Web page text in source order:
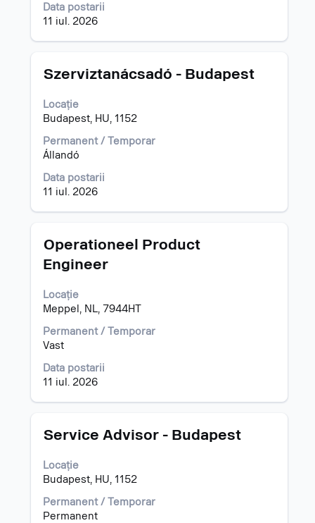
Data postarii
11 iul. 2026
a
vizualiza
informațiilor
post.
Titlu
Szerviztanácsadó - Budapest
Locație
Budapest, HU, 1152
Permanent / Temporar
Állandó
Data postarii
11 iul. 2026
Selectați
tasta
spațiu
pentru
a
vizualiza
conținut
al
informațiilor
post.
Titlu
Operationeel Product
Engineer
Locație
Meppel, NL, 7944HT
Permanent / Temporar
Vast
Data postarii
11 iul. 2026
Selectați
tasta
pentru
a
vizualiza
întregul
al
informațiilor
Titlu
Service Advisor - Budapest
Locație
Budapest, HU, 1152
Permanent / Temporar
Permanent
Selectați
tasta
spațiu
pentru
a
vizualiza